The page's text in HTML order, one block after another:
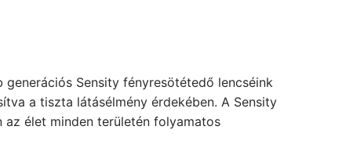
Sensity fényresötétedő lencséink
a tiszta látásélmény érdekében. A Sensity
az élet minden területén folyamatos